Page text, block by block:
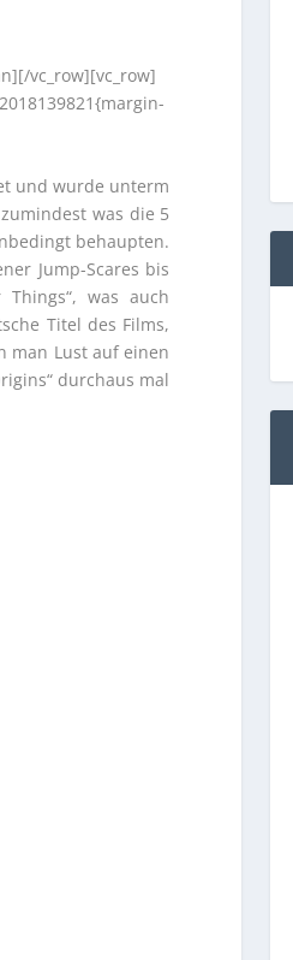
vc_row][vc_row]
und wurde unterm
was die 5
behaupten.
Jump-Scares bis
was auch
Titel des Films,
man Lust auf einen
durchaus mal